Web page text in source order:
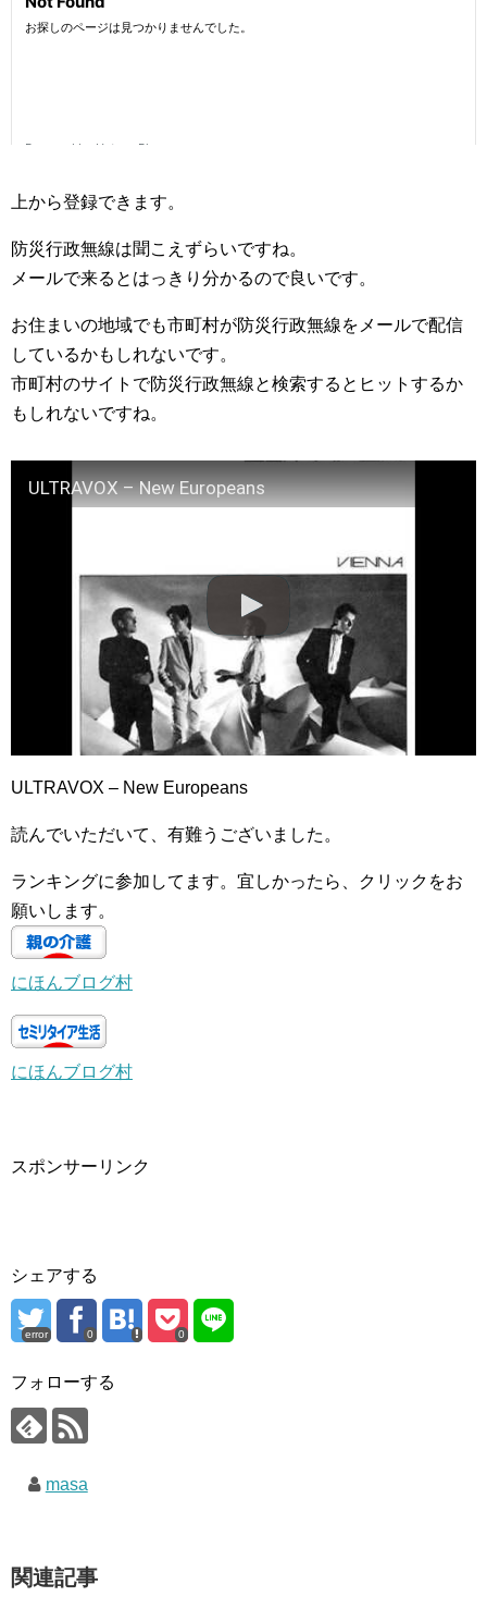
上から登録できます。
防災行政無線は聞こえずらいですね。
メールで来るとはっきり分かるので良いです。
お住まいの地域でも市町村が防災行政無線をメールで配信
しているかもしれないです。
市町村のサイトで防災行政無線と検索するとヒットするか
もしれないですね。
ULTRAVOX – New Europeans
ULTRAVOX – New Europeans
読んでいただいて、有難うございました。
ランキングに参加してます。宜しかったら、クリックをお
願いします。
にほんブログ村
にほんブログ村
スポンサーリンク
シェアする
error 0 0
フォローする
masa
関連記事